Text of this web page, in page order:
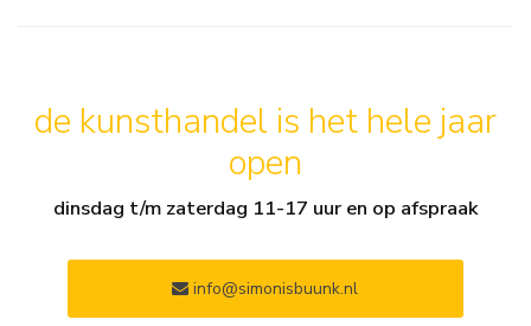
de kunsthandel is het hele jaar
open
dinsdag t/m zaterdag 11-17 uur en op afspraak
info@simonisbuunk.nl